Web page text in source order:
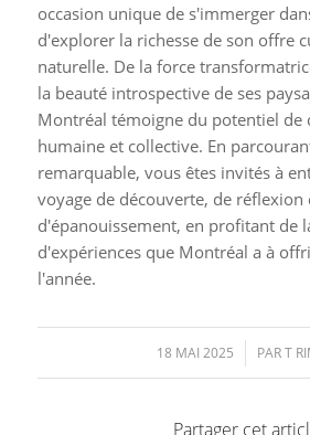
occasion unique de s'immerger
d'explorer la richesse de son offre
naturelle. De la force
la beauté introspective de ses
Montréal témoigne du potentiel de
humaine et collective. En
remarquable, vous êtes invités à
voyage de découverte, de réflexion
d'épanouissement, en profitant de
d'expériences que Montréal a à
l'année.
18 MAI 2025
/ PART
Partager cet